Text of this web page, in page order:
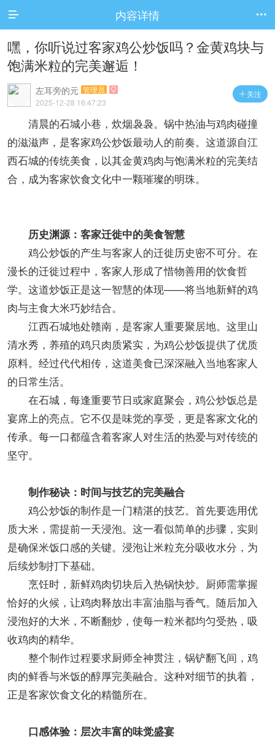
 内容详情 
嘿，你听说过客家鸡公炒饭吗？金黄鸡块与
饱满米粒的完美邂逅！
 关注
左耳旁的元 管理员 
2025-12-28 16:47:23
清晨的石城小巷，炊烟袅袅。锅中热油与鸡肉碰撞
的滋滋声，是客家鸡公炒饭最动人的前奏。这道源自江
西石城的传统美食，以其金黄鸡肉与饱满米粒的完美结
合，成为客家饮食文化中一颗璀璨的明珠。
历史渊源：客家迁徙中的美食智慧
鸡公炒饭的产生与客家人的迁徙历史密不可分。在
漫长的迁徙过程中，客家人形成了惜物善用的饮食哲
学。这道炒饭正是这一智慧的体现——将当地新鲜的鸡
肉与主食大米巧妙结合。
江西石城地处赣南，是客家人重要聚居地。这里山
清水秀，养殖的鸡只肉质紧实，为鸡公炒饭提供了优质
原料。经过代代相传，这道美食已深深融入当地客家人
的日常生活。
在石城，每逢重要节日或家庭聚会，鸡公炒饭总是
宴席上的亮点。它不仅是味觉的享受，更是客家文化的
传承。每一口都蕴含着客家人对生活的热爱与对传统的
坚守。
制作秘诀：时间与技艺的完美融合
鸡公炒饭的制作是一门精湛的技艺。首先要选用优
质大米，需提前一天浸泡。这一看似简单的步骤，实则
是确保米饭口感的关键。浸泡让米粒充分吸收水分，为
后续炒制打下基础。
烹饪时，新鲜鸡肉切块后入热锅快炒。厨师需掌握
恰好的火候，让鸡肉释放出丰富油脂与香气。随后加入
浸泡好的大米，不断翻炒，使每一粒米都均匀受热，吸
收鸡肉的精华。
整个制作过程要求厨师全神贯注，锅铲翻飞间，鸡
肉的鲜香与米饭的醇厚完美融合。这种对细节的执着，
正是客家饮食文化的精髓所在。
口感体验：层次丰富的味觉盛宴